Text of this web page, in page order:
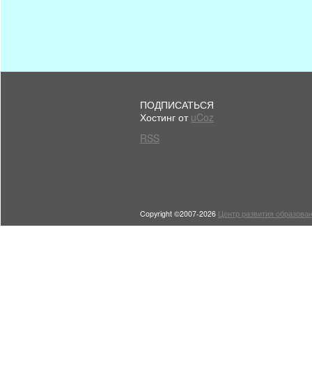
ПОДПИСАТЬСЯ
Хостинг от uCoz
RSS
Copyright ©2007-2026 Центр развития